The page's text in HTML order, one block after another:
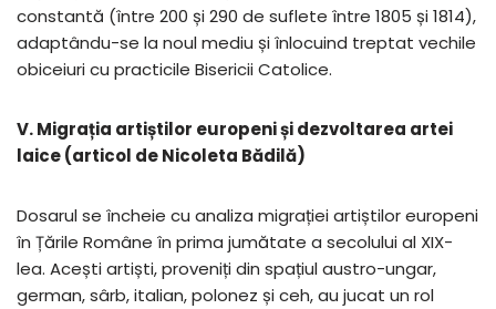
constantă (între 200 și 290 de suflete între 1805 și 1814),
adaptându-se la noul mediu și înlocuind treptat vechile
obiceiuri cu practicile Bisericii Catolice.
V. Migrația artiștilor europeni și dezvoltarea artei
laice (articol de Nicoleta Bădilă)
Dosarul se încheie cu analiza migrației artiștilor europeni
în Țările Române în prima jumătate a secolului al XIX-
lea. Acești artiști, proveniți din spațiul austro-ungar,
german, sârb, italian, polonez și ceh, au jucat un rol